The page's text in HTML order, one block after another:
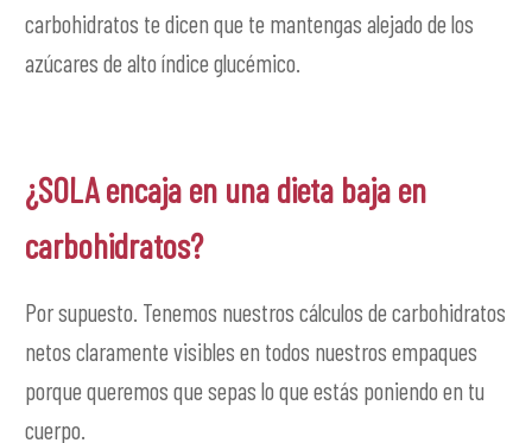
carbohidratos te dicen que te mantengas alejado de los
azúcares de alto índice glucémico.
¿SOLA encaja en una dieta baja en
carbohidratos?
Por supuesto. Tenemos nuestros cálculos de carbohidratos
netos claramente visibles en todos nuestros empaques
porque queremos que sepas lo que estás poniendo en tu
cuerpo.